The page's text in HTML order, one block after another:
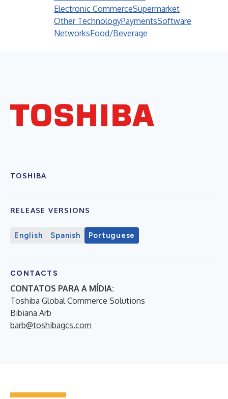
Electronic CommerceSupermarket
Other TechnologyPaymentsSoftware
NetworksFood/Beverage
TOSHIBA
RELEASE VERSIONS
English Spanish Portuguese
CONTACTS
CONTATOS PARA A MÍDIA:
Toshiba Global Commerce Solutions
Bibiana Arb
barb@toshibagcs.com